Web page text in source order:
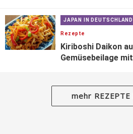
JAPAN IN DEUTSCHLAND
Rezepte
Kiriboshi Daikon
Gemüsebeilage
mehr